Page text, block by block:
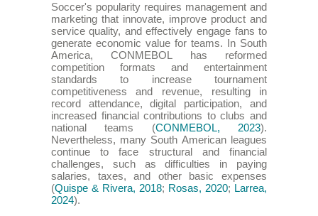
Soccer's popularity requires management and
marketing that innovate, improve product and
service quality, and effectively engage fans to
generate economic value for teams. In South
America, CONMEBOL has reformed
competition formats and entertainment
standards to increase tournament
competitiveness and revenue, resulting in
record attendance, digital participation, and
increased financial contributions to clubs and
national teams (CONMEBOL, 2023).
Nevertheless, many South American leagues
continue to face structural and financial
challenges, such as difficulties in paying
salaries, taxes, and other basic expenses
(Quispe & Rivera, 2018; Rosas, 2020; Larrea,
2024).